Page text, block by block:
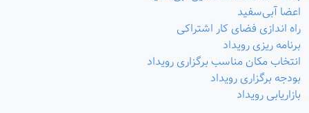
اعضا آبی‌سفید
راه اندازی فضای کار اشتراکی
برنامه ریزی رویداد
انتخاب مکان مناسب برگزاری رویداد
بودجه برگزاری رویداد
بازاریابی رویداد